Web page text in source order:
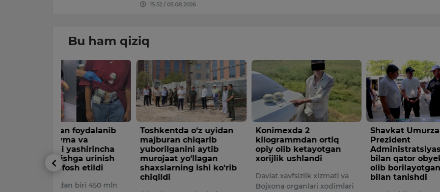
Bu ham qiziq
Toshkentda o‘z uyidan
majburan chiqarib
yuborilganini aytib
murojaat yo‘llagan
shaxslarning ishi ko‘rib
Konimexda 2
kilogrammdan ortiq
opiy olib ketayotgan
xorijlik ushlandi
Davlat xavfsizlik xizmati va
Bojxona organlari xodimlari
Shavkat Umurzakov
Prezident
Administratsiyasi vakili
bilan qator obyektlarda
olib borilayotgan ishlar
bilan tanishdi
Saida
O‘zbek
taniqli
xalq